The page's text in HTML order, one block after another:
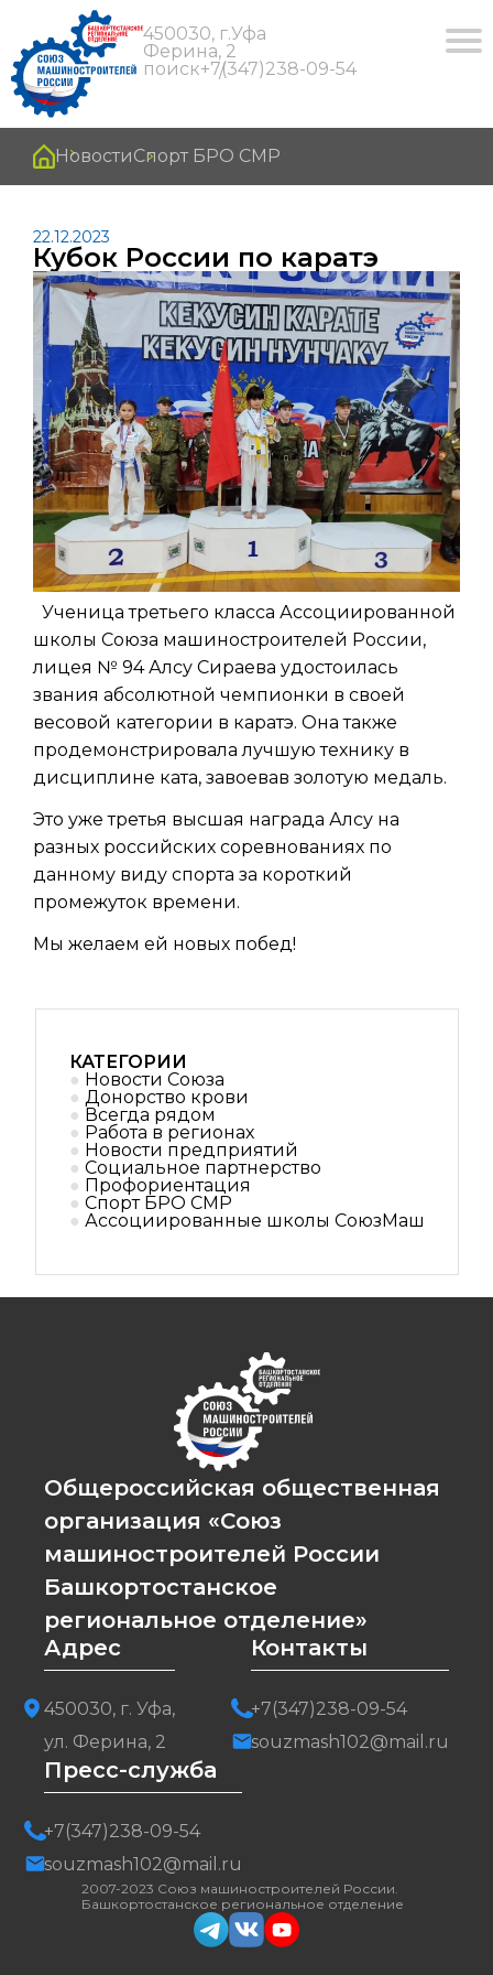
450030, г.Уфа
Ферина, 2
поиск+7(347)238-09-54
НовостиСпорт БРО СМР
22.12.2023
Кубок России по каратэ
Ученица третьего класса Ассоциированной
школы Союза машиностроителей России,
лицея № 94 Алсу Сираева удостоилась
звания абсолютной чемпионки в своей
весовой категории в каратэ. Она также
продемонстрировала лучшую технику в
дисциплине ката, завоевав золотую медаль.
Это уже третья высшая награда Алсу на
разных российских соревнованиях по
данному виду спорта за короткий
промежуток времени.
Мы желаем ей новых побед!
КАТЕГОРИИ
Новости Союза
Донорство крови
Всегда рядом
Работа в регионах
Новости предприятий
Социальное партнерствo
Профориентация
Спорт БРО СМР
Ассоциированные школы СоюзМаш
Общероссийская общественная
организация «Союз
машиностроителей России
Башкортостанское
региональное отделение»
Адрес
450030, г. Уфа,
ул. Ферина, 2
Контакты
+7(347)238-09-54
souzmash102@mail.ru
Пресс-служба
+7(347)238-09-54
souzmash102@mail.ru
2007-2023 Союз машиностроителей России.
Башкортостанское региональное отделение